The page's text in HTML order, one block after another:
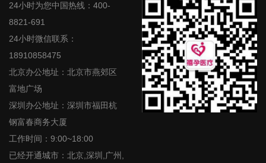
24小时为您中国热线：400-
8821-691
24小时微信联系：
18910858475
北京办公地址：北京市燕郊区
富地广场
深圳办公地址：深圳市福田杭
钢富春商务大厦
工作时间：9:00~18:00
已经开通城市：北京,深圳,广州,